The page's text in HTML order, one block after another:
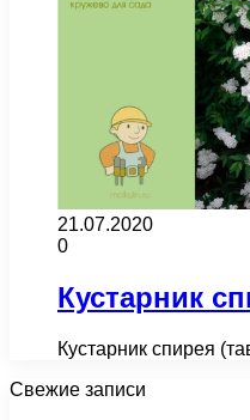
21.07.2020
0
Кустарник
Кустарник спирея
Свежие записи